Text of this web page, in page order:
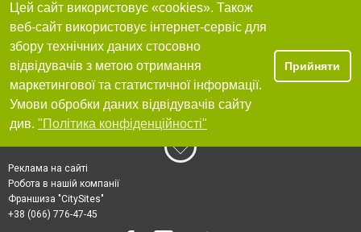
Цей сайт використовує «cookies». Також
веб-сайт використовує інтернет-сервіс для
збору технічних даних стосовно
відвідувачів з метою отримання
маркетингової та статистичної інформації.
Умови обробки даних відвідувачів сайту
див. "Політика конфіденційності"
Прийняти
Реклама на сайті
Робота в нашій компанії
Франшиза "CitySites"
+38 (066) 776-47-45